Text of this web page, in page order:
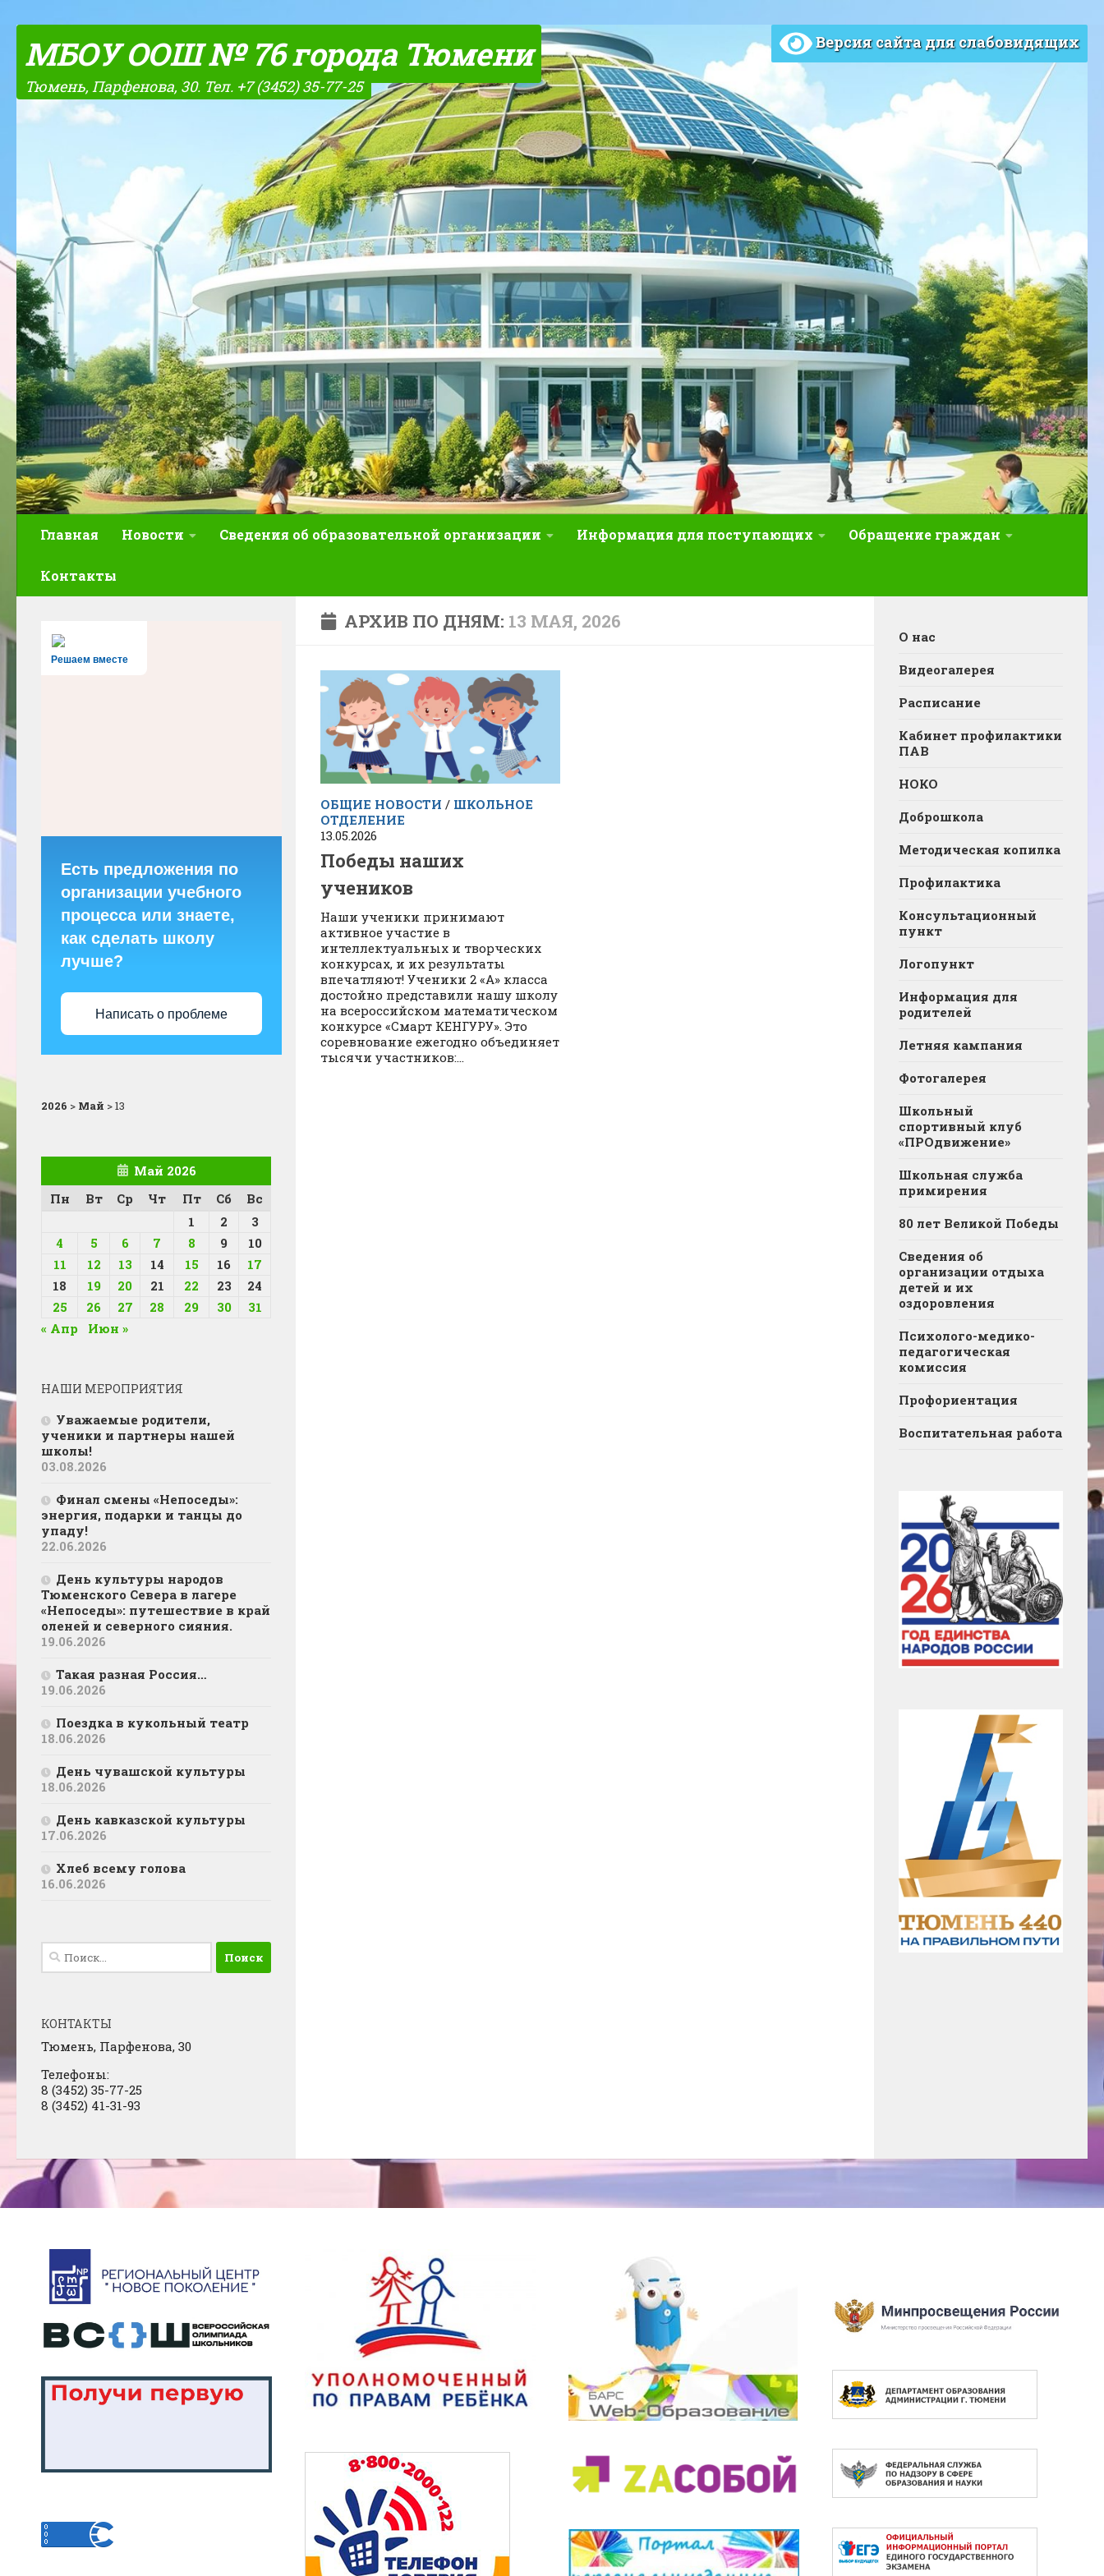
Skip to content
МБОУ ООШ № 76 города Тюмени
Тюмень, Парфенова, 30. Тел. +7 (3452) 35-77-25
Версия сайта для слабовидящих
Главная Новости Сведения об образовательной организации Информация для поступающих Обращение граждан
Контакты
АРХИВ ПО ДНЯМ: 13 МАЯ, 2026
ОБЩИЕ НОВОСТИ / ШКОЛЬНОЕ
ОТДЕЛЕНИЕ
13.05.2026
Победы наших
учеников
Наши ученики принимают
активное участие в
интеллектуальных и творческих
конкурсах, и их результаты
впечатляют! Ученики 2 «А» класса
достойно представили нашу школу
на всероссийском математическом
конкурсе «Смарт КЕНГУРУ». Это
соревнование ежегодно объединяет
тысячи участников:...
Решаем вместе
Есть предложения по
организации учебного
процесса или знаете,
как сделать школу
лучше?
Написать о проблеме
2026 > Май >13
Май 2026
Пн
Вт Ср Чт Пт Сб
Вс
1
2
3
4
5 6 7 8 9
10
11
12 13 14 15 16
17
18
19 20 21 22 23
24
25
26 27 28 29 30
31
« Апр
Июн »
НАШИ МЕРОПРИЯТИЯ
Уважаемые родители,
ученики и партнеры нашей
школы!
03.08.2026
Финал смены «Непоседы»:
энергия, подарки и танцы до
упаду!
22.06.2026
День культуры народов
Тюменского Севера в лагере
«Непоседы»: путешествие в край
оленей и северного сияния.
19.06.2026
Такая разная Россия…
19.06.2026
Поездка в кукольный театр
18.06.2026
День чувашской культуры
18.06.2026
День кавказской культуры
17.06.2026
Хлеб всему голова
16.06.2026
Найти:
КОНТАКТЫ
Тюмень, Парфенова, 30
Телефоны:
8 (3452) 35-77-25
8 (3452) 41-31-93
О нас
Видеогалерея
Расписание
Кабинет профилактики
ПАВ
НОКО
Доброшкола
Методическая копилка
Профилактика
Консультационный
пункт
Логопункт
Информация для
родителей
Летняя кампания
Фотогалерея
Школьный
спортивный клуб
«ПРОдвижение»
Школьная служба
примирения
80 лет Великой Победы
Сведения об
организации отдыха
детей и их
оздоровления
Психолого-медико-
педагогическая
комиссия
Профориентация
Воспитательная работа